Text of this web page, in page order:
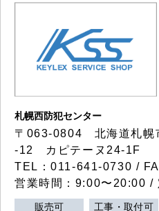
札幌西防犯センター
〒063-0804 北海道札幌
-12 カピテーヌ24-1F
TEL：011-641-0730 /
営業時間：9:00〜20:00 /
販売可 工事・取付可